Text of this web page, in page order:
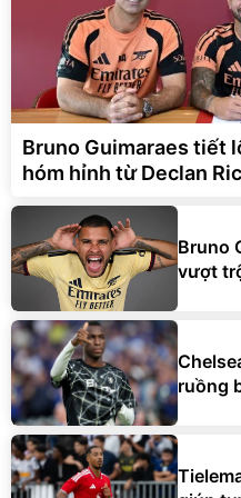
Bruno Guimaraes tiết
hóm hỉnh từ Declan
Bruno
vượt
ruồng